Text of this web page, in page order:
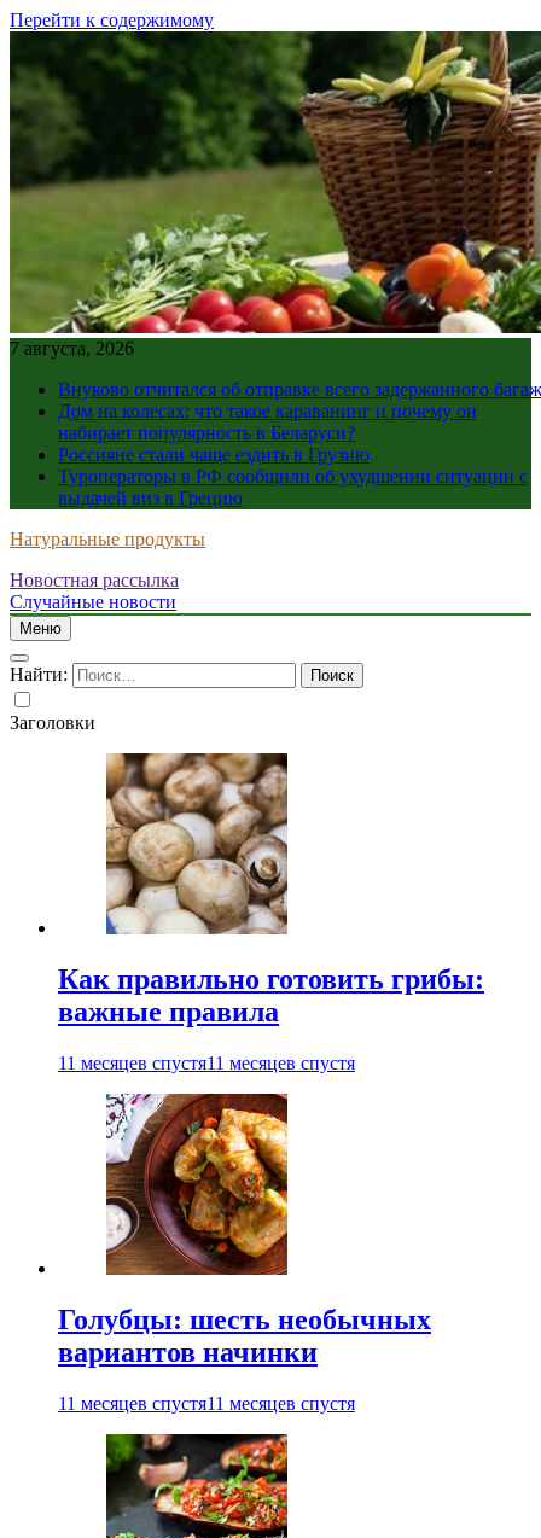
Перейти к содержимому
7 августа, 2026
Внуково отчитался об отправке всего задержанного
Дом на колесах: что такое караванинг и почему он
набирает популярность в Беларуси?
Россияне стали чаще ездить в Грузию
Туроператоры в РФ сообщили об ухудшении ситуации с
выдачей виз в Грецию
Натуральные продукты
Новостная рассылка
Случайные новости
Меню
Найти:
Заголовки
Как правильно готовить грибы:
важные правила
11 месяцев спустя11 месяцев спустя
Голубцы: шесть необычных
вариантов начинки
11 месяцев спустя11 месяцев спустя